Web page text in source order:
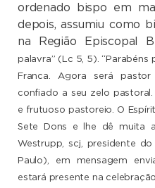
ordenado bispo em
depois, assumiu como
na Região Episcopal
palavra” (Lc 5, 5). “Parabéns
Franca. Agora será
confiado a seu zelo
e frutuoso pastoreio. O
Sete Dons e lhe dê muita
Westrupp, scj, presidente
Paulo), em mensagem
estará presente na